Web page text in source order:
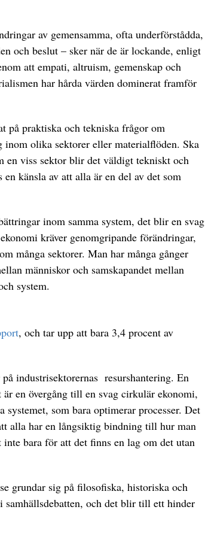
av gemensamma, ofta underförstådda,
och beslut – sker när de är lockande, enligt
att empati, altruism, gemenskap och
har hårda värden dominerat framför
på praktiska och tekniska frågor om
inom olika sektorer eller materialflöden. Ska
en viss sektor blir det väldigt tekniskt och
känsla av att alla är en del av det som
inom samma system, det blir en svag
kräver genomgripande förändringar,
många sektorer. Man har många gånger
människor och samskapandet mellan
system.
, och tar upp att bara 3,4 procent av
industrisektorernas resurshantering. En
är en övergång till en svag cirkulär ekonomi,
som bara optimerar processer. Det
alla har en långsiktig bindning till hur man
bara för att det finns en lag om det utan
grundar sig på filosofiska, historiska och
samhällsdebatten, och det blir till ett hinder